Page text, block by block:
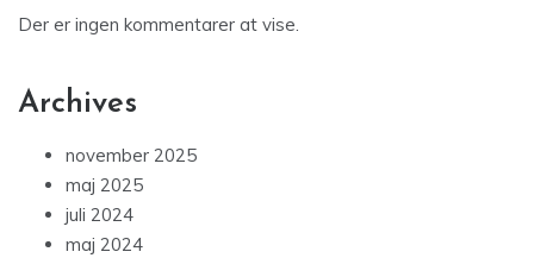
Der er ingen kommentarer at vise.
Archives
november 2025
maj 2025
juli 2024
maj 2024